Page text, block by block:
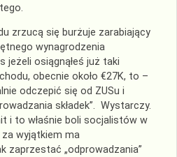
zrzucą się burżuje zarabiający
wynagrodzenia
osiągnąłeś już taki
obecnie około €27K, to –
odczepić się od ZUSu i
składek”. Wystarczy.
i to właśnie boli socjalistów w
wyjątkiem ma
zaprzestać „odprowadzania”